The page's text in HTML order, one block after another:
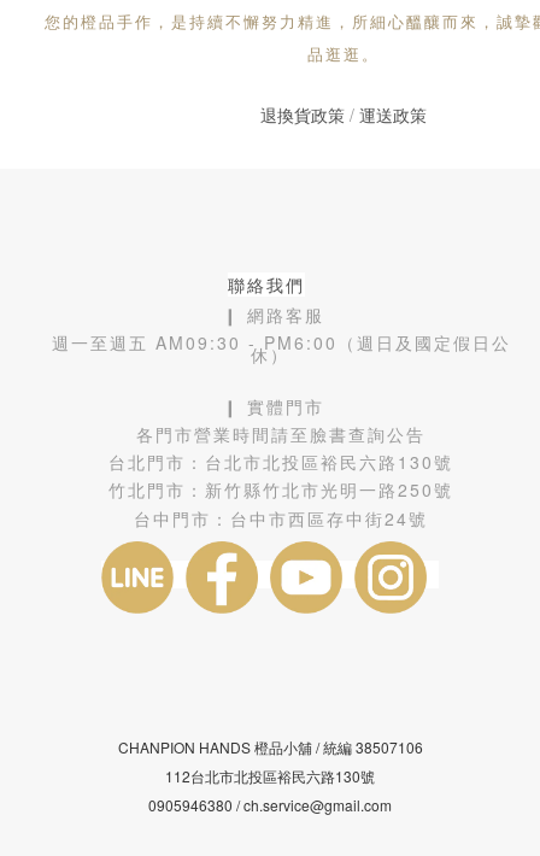
您的橙品手作，是持續不懈努力精進，所細心醞釀而來，誠摯
品逛逛。
退換貨政策/ 運送政策
聯絡我們
❙ 網路客服
週一至週五 AM09:30 - PM6:00（週日及國定假日公
休）
❙ 實體門市
各門市營業時間請至臉書查詢公告
台北門市： 台北市北投區裕民六路130號
竹北門市： 新竹縣竹北市光明一路250號
台中門市： 台中市西區存中街24號
CHANPION HANDS 橙品小舖 /統編38507106
112台北市北投區裕民六路130號
0905946380 / ch.service@gmail.com